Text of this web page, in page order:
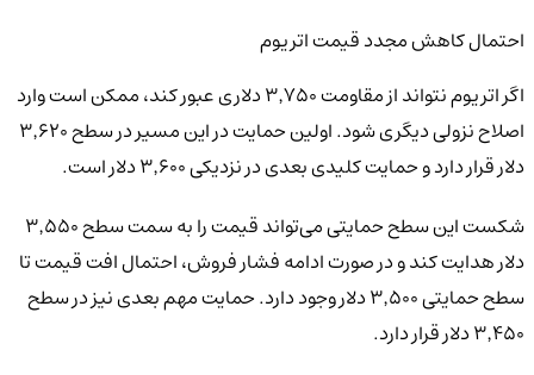
احتمال کاهش مجدد قیمت اتریوم
اگر اتریوم نتواند از مقاومت ۳٬۷۵۰ دلاری عبور کند، ممکن است وارد
اصلاح نزولی دیگری شود. اولین حمایت در این مسیر در سطح ۳٬۶۲۰
دلار قرار دارد و حمایت کلیدی بعدی در نزدیکی ۳٬۶۰۰ دلار است.
شکست این سطح حمایتی می‌تواند قیمت را به سمت سطح ۳٬۵۵۰
دلار هدایت کند و در صورت ادامه فشار فروش، احتمال افت قیمت تا
سطح حمایتی ۳٬۵۰۰ دلار وجود دارد. حمایت مهم بعدی نیز در سطح
۳٬۴۵۰ دلار قرار دارد.